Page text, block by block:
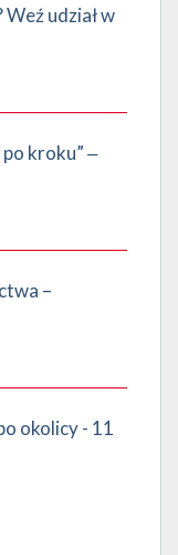
udział w
kroku” ‒
–
okolicy - 11